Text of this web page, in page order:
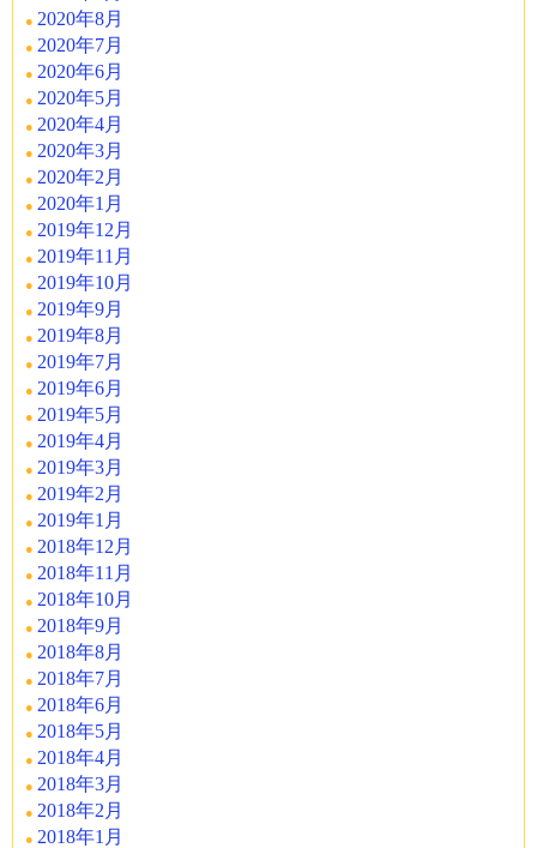
2020年8月
2020年7月
2020年6月
2020年5月
2020年4月
2020年3月
2020年2月
2020年1月
2019年12月
2019年11月
2019年10月
2019年9月
2019年8月
2019年7月
2019年6月
2019年5月
2019年4月
2019年3月
2019年2月
2019年1月
2018年12月
2018年11月
2018年10月
2018年9月
2018年8月
2018年7月
2018年6月
2018年5月
2018年4月
2018年3月
2018年2月
2018年1月